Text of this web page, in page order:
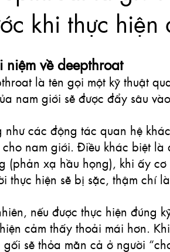
khi thực hiện
niệm về deepthroat
là tên gọi một kỹ thuật
nam giới sẽ được đẩy sâu
như các động tác quan hệ
nam giới. Điều khác biệt
(phản xạ hầu họng), khi ấy
thực hiện sẽ bị sặc, thậm chí
nếu được thực hiện đúng
cảm thấy thoải mái hơn.
sẽ thỏa mãn cả ở người